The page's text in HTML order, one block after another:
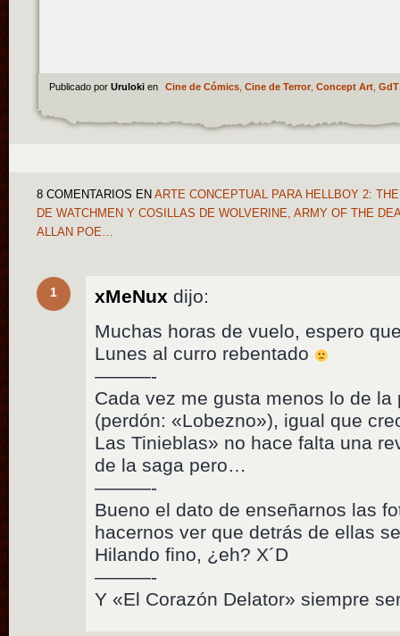
Publicado por Uruloki en Cine de Cómics, Cine de Terror, Concept Art, GdT
8 COMENTARIOS EN ARTE CONCEPTUAL PARA HELLBOY 2:
DE WATCHMEN Y COSILLAS DE WOLVERINE, ARMY OF THE
ALLAN POE…
1 xMeNux dijo:
Muchas horas de vuelo, espero
Lunes al curro rebentado
———-
Cada vez me gusta menos lo de
(perdón: «Lobezno»), igual que
Las Tinieblas» no hace falta una
de la saga pero…
———-
Bueno el dato de enseñarnos las
hacernos ver que detrás de ellas
Hilando fino, ¿eh? X´D
———-
Y «El Corazón Delator» siempre